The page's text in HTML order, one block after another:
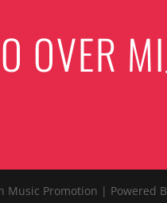
OVER
Music Promotion | Powered